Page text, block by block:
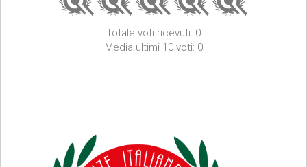
Totale voti ricevuti: 0
Media ultimi 10 voti: 0